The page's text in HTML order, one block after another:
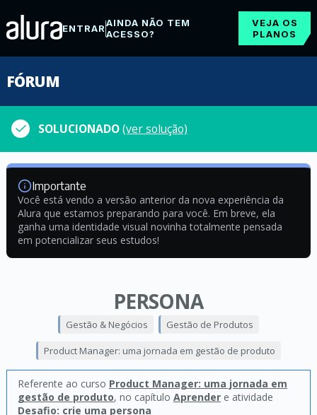
ENTRARAINDA NÃO TEM
ACESSO?
VEJA OS
PLANOS
FÓRUM
SOLUCIONADO(ver solução)
Importante
Você está vendo a versão anterior da nova experiência da
Alura que estamos preparando para você. Em breve, ela
ganha uma identidade visual novinha totalmente pensada
em potencializar seus estudos!
PERSONA
Gestão & Negócios Gestão de Produtos
Product Manager: uma jornada em gestão de produto
Referente ao curso Product Manager: uma jornada em
gestão de produto, no capítulo Aprendere atividade
Desafio: crie uma persona